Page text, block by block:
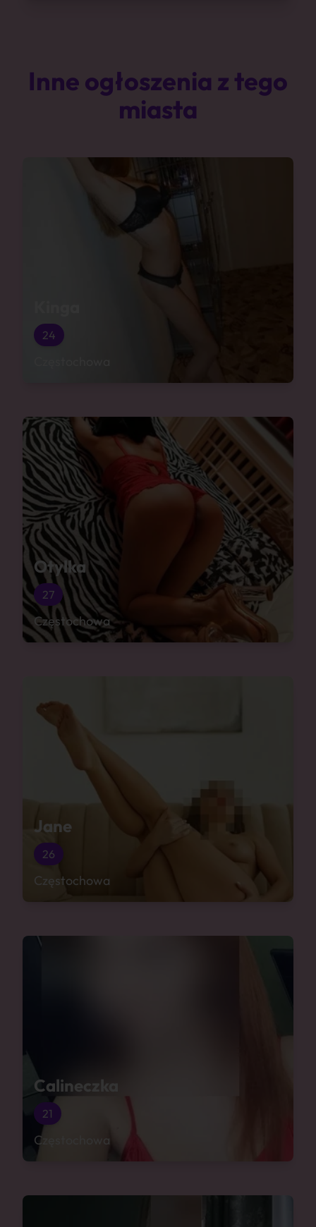
Inne ogłoszenia z tego
miasta
24
Otylka
27
Częstochowa
Jane
26
Częstochowa
Calineczka
21
Częstochowa